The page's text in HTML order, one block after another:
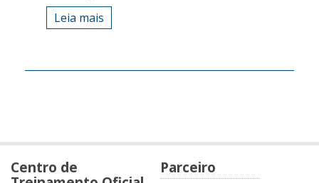
Leia mais
Centro de Parceiro